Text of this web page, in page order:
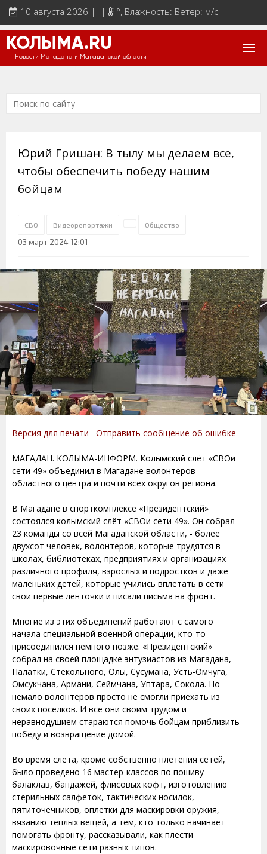
10 августа 2026 | | °, Влажность: Ветер: м/с
КОЛЫМА.RU
Новости Магадана и Магаданской области
Юрий Гришан: В тылу мы делаем все,
чтобы обеспечить победу нашим
бойцам
СВО Видеорепортажи Общество
03 март 2024 12:01
Версия для печати Отправить сообщение об ошибке
МАГАДАН. КОЛЫМА-ИНФОРМ. Колымский слёт «СВОи
сети 49» объединил в Магадане волонтеров
областного центра и почти всех округов региона.
В Магадане в спорткомплексе «Президентский»
состоялся колымский слёт «СВОи сети 49». Он собрал
23 команды со всей Магаданской области, - более
двухсот человек, волонтеров, которые трудятся в
школах, библиотеках, предприятиях и организациях
различного профиля, взрослых и подростков и даже
маленьких детей, которые учились вплетать в сети
свои первые ленточки и писали письма на фронт.
Многие из этих объединений работают с самого
начала специальной военной операции, кто-то
присоединился немного позже. «Президентский»
собрал на своей площадке энтузиастов из Магадана,
Палатки, Стекольного, Олы, Сусумана, Усть-Омчуга,
Омсукчана, Армани, Сеймчана, Уптара, Сокола. Но
немало волонтеров просто не смогли приехать из
своих поселков. И все они своим трудом и
неравнодушием стараются помочь бойцам приблизить
победу и возвращение домой.
Во время слета, кроме собственно плетения сетей,
было проведено 16 мастер-классов по пошиву
балаклав, бандажей, флисовых кофт, изготовлению
стерильных салфеток, тактических носилок,
пятиточечников, оплетки для маскировки оружия,
вязанию теплых вещей, а тем, кто только начинает
помогать фронту, рассказывали, как плести
маскировочные сети разных типов.